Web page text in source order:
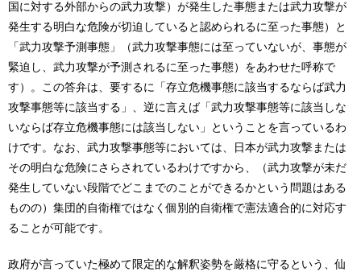
国に対する外部からの武力攻撃）が発生した事態または武力攻撃が
発生する明白な危険が切迫していると認められるに至った事態）と
「武力攻撃予測事態」（武力攻撃事態には至っていないが、事態が
緊迫し、武力攻撃が予測されるに至った事態）をあわせた呼称で
す）。この答弁は、要するに「存立危機事態に該当するならば武力
攻撃事態等に該当する」、逆に言えば「武力攻撃事態等に該当しな
いならば存立危機事態には該当しない」ということを言っているわ
けです。なお、武力攻撃事態等においては、日本が武力攻撃または
その明白な危険にさらされているわけですから、（武力攻撃が未だ
発生していない段階でどこまでのことができるかという問題はある
ものの）集団的自衛権ではなく個別的自衛権で憲法適合的に対応す
ることが可能です。
政府が言っていた極めて限定的な解釈姿勢を厳格に守るという、仙